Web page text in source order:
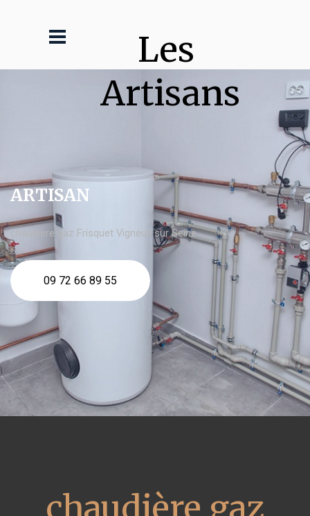
Les
Artisans
ARTISAN
chaudière gaz Frisquet Vigneux sur Seine
09 72 66 89 55
chaudière gaz